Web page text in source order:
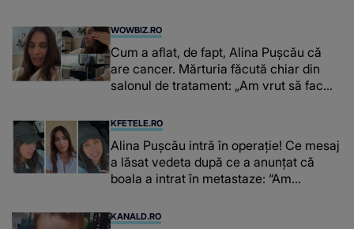
WOWBIZ.RO
Cum a aflat, de fapt, Alina Pușcău că
are cancer. Mărturia făcută chiar din
salonul de tratament: „Am vrut să fac
înțepe sânul”
KFETELE.RO
Alina Pușcău intră în operație! Ce mesaj
a lăsat vedeta după ce a anunțat că
boala a intrat în metastaze: “Am
KANALD.RO